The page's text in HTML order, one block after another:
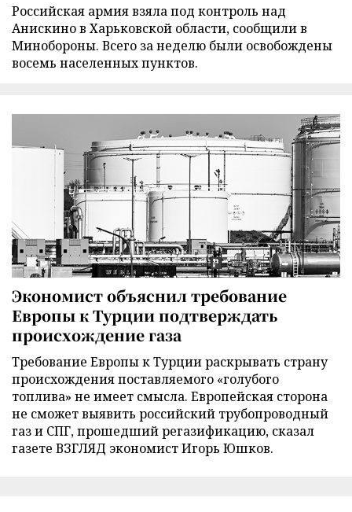
Российская армия взяла под контроль над
Анискино в Харьковской области, сообщили в
Минобороны. Всего за неделю были освобождены
восемь населенных пунктов.
Экономист объяснил требование
Европы к Турции подтверждать
происхождение газа
Требование Европы к Турции раскрывать страну
происхождения поставляемого «голубого
топлива» не имеет смысла. Европейская сторона
не сможет выявить российский трубопроводный
газ и СПГ, прошедший регазификацию, сказал
газете ВЗГЛЯД экономист Игорь Юшков.